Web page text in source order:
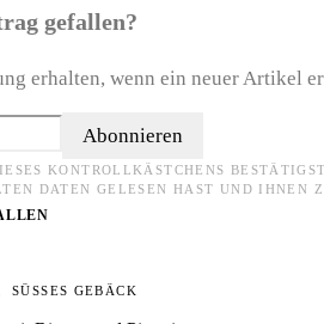
gefallen?
erhalten, wenn ein neuer Artikel
Abonnieren
KONTROLLKÄSTCHENS
DATEN GELESEN HAST UND IHNEN
SÜSSES GEBÄCK